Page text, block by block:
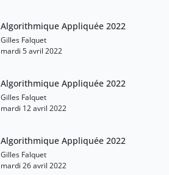
Algorithmique Appliquée 2022
Gilles Falquet
mardi 5 avril 2022
Algorithmique Appliquée 2022
Gilles Falquet
mardi 12 avril 2022
Algorithmique Appliquée 2022
Gilles Falquet
mardi 26 avril 2022